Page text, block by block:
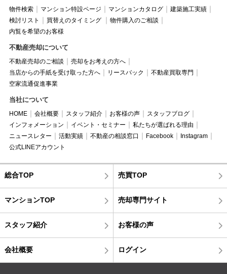
物件検索 マンション特設ページ マンションカタログ
建築施工実績
検討リスト
買替えのタイミング
物件購入のご相談
内覧を希望のお客様
不動産売却について
不動産売却のご相談
売却をお考えの方へ
当店からの手紙を受け取った方へ
リースバック
不動産買取専門
空家流通促進事業
当社について
HOME 会社概要 スタッフ紹介 お客様の声
スタッフブログ
インフォメーション
イベント・セミナー
私たちが選ばれる理由
ニュースレター
活動実績 不動産の相談窓口 Facebook
Instagram
公式LINEアカウント
総合TOP 売買TOP
マンションTOP 売却専門サイト
スタッフ紹介 お客様の声
会社概要 ログイン